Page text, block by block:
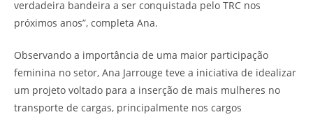
verdadeira bandeira a ser conquistada pelo TRC nos
próximos anos”, completa Ana.
Observando a importância de uma maior participação
feminina no setor, Ana Jarrouge teve a iniciativa de idealizar
um projeto voltado para a inserção de mais mulheres no
transporte de cargas, principalmente nos cargos